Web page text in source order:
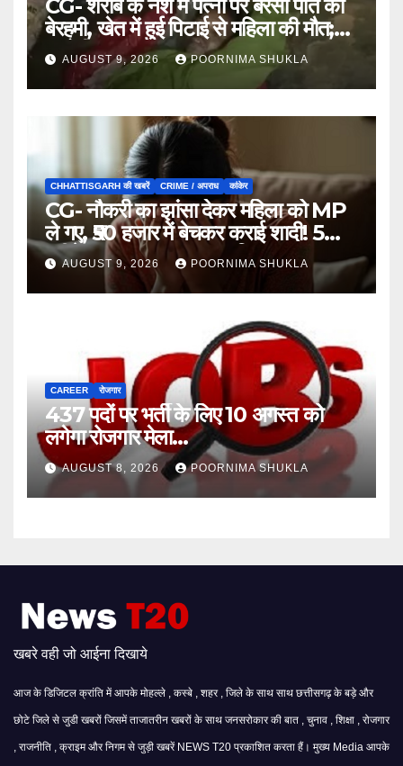
CG- शराब के नशे में पत्नी पर बरसी पति की
बेरहमी, खेत में हुई पिटाई से महिला की मौत;
आरोपी फरार…
AUGUST 9, 2026 POORNIMA SHUKLA
CHHATTISGARH की खबरें CRIME / अपराध कांकेर
CG- नौकरी का झांसा देकर महिला को MP
ले गए, ₹50 हजार में बेचकर कराई शादी! 5
महीने बाद खुला पूरा राज, 3 गिरफ्तार…
AUGUST 9, 2026 POORNIMA SHUKLA
CAREER रोजगार
437 पदों पर भर्ती के लिए 10 अगस्त को
लगेगा रोजगार मेला…
AUGUST 8, 2026 POORNIMA SHUKLA
खबरे वही जो आईना दिखाये
आज के डिजिटल क्रांति में आपके मोहल्ले , कस्बे , शहर , जिले के साथ साथ छत्तीसगढ़ के बड़े और
छोटे जिले से जुडी खबरों जिसमें ताजातरीन खबरों के साथ जनसरोकार की बात , चुनाव , शिक्षा , रोजगार
, राजनीति , क्राइम और निगम से जुड़ी खबरें NEWS T20 प्रकाशित करता हैं। मुख्य Media आपके